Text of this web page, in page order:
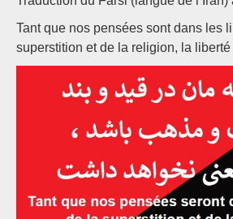
Tant que nos pensées sont dans les
superstition et de la religion, la liberté